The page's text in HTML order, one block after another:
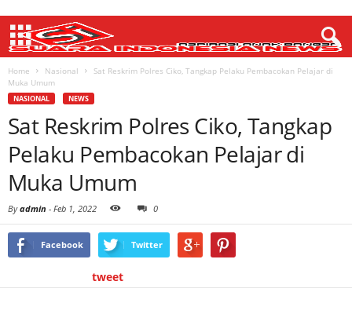
Home Nasional
Sat Reskrim Polres Ciko, Tangkap Pelaku Pembacokan Pelajar di
Muka Umum
NASIONAL NEWS
Sat Reskrim Polres Ciko, Tangkap
Pelaku Pembacokan Pelajar di
Muka Umum
Byadmin - Feb 1, 2022 0
Facebook Twitter
tweet